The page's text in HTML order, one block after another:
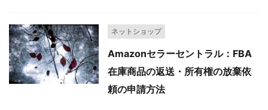
ネットショップ
Amazonセラーセントラル：FBA
在庫商品の返送・所有権の放棄依
頼の申請方法